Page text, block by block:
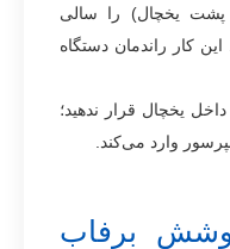
پشت یخچال) را سالی
این کار راندمان دستگاه
یخچال قرار ندهید؛
وارد می‌کند.
برفاب